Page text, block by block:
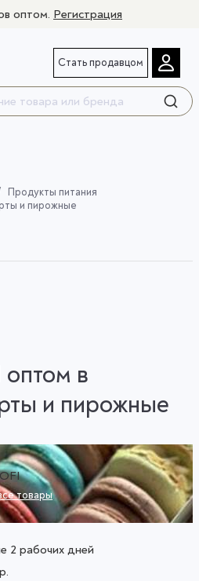
оптом. Регистрация
Стать продавцом
Продукты питания
и пирожные
в
и пирожные
товары
2 рабочих дней
р.